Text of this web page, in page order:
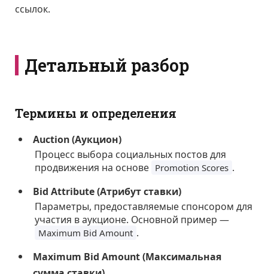
ссылок.
Детальный разбор
Термины и определения
Auction (Аукцион)
Процесс выбора социальных постов для
продвижения на основе Promotion Scores .
Bid Attribute (Атрибут ставки)
Параметры, предоставляемые спонсором для
участия в аукционе. Основной пример —
Maximum Bid Amount .
Maximum Bid Amount (Максимальная